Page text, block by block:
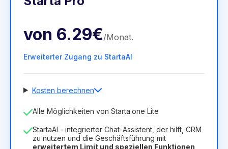
von 6.29€/Monat.
Erweiterter Zugang zu StartaAI
Kosten berechnen
Anzahl der Mitarbeiter
Dauer der Lizenz
Alle Möglichkeiten von Starta.one Lite
StartaAI - integrierter Chat-Assistent, der hilft, CRM
zu nutzen und die Geschäftsführung mit
erweitertem Limit und speziellen Funktionen